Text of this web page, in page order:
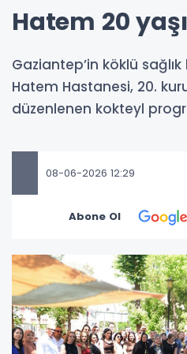
Hatem 20
Gaziantep’in köklü
Hatem Hastanesi, 20.
düzenlenen kokteyl
08-06-2026 12:29
Abone Ol